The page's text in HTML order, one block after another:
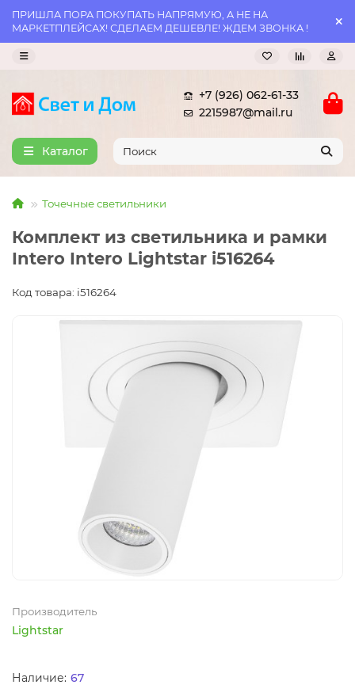
ПРИШЛА ПОРА ПОКУПАТЬ НАПРЯМУЮ, А НЕ НА
МАРКЕТПЛЕЙСАХ! СДЕЛАЕМ ДЕШЕВЛЕ! ЖДЕМ ЗВОНКА !
+7 (926) 062-61-33
2215987@mail.ru
Каталог
Точечные светильники
Комплект из светильника и рамки
Intero Intero Lightstar i516264
Код товара: i516264
Производитель
Lightstar
67